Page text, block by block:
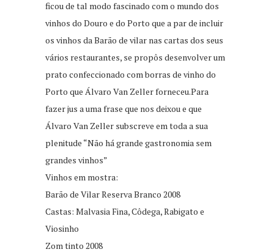
ficou de tal modo fascinado com o mundo dos
vinhos do Douro e do Porto que a par de incluir
os vinhos da Barão de vilar nas cartas dos seus
vários restaurantes, se propôs desenvolver um
prato confeccionado com borras de vinho do
Porto que Álvaro Van Zeller forneceu.Para
fazer jus a uma frase que nos deixou e que
Álvaro Van Zeller subscreve em toda a sua
plenitude “Não há grande gastronomia sem
grandes vinhos”
Vinhos em mostra:
Barão de Vilar Reserva Branco 2008
Castas: Malvasia Fina, Côdega, Rabigato e
Viosinho
Zom tinto 2008